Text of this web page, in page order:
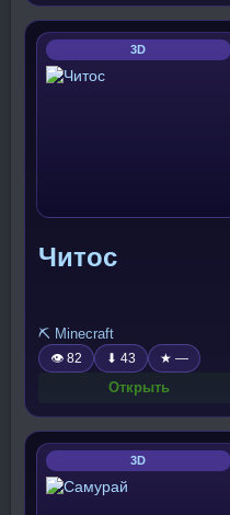
3D
Читос
⛏️ Minecraft
👁 82 ⬇ 43 ★ —
Открыть
3D